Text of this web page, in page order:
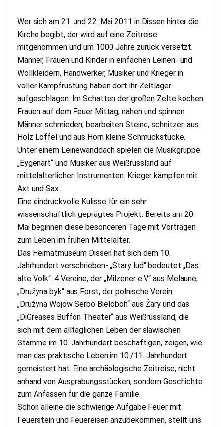
Wer sich am 21. und 22. Mai 2011 in Dissen hinter die
Kirche begibt, der wird auf eine Zeitreise
mitgenommen und um 1000 Jahre zurück versetzt.
Männer, Frauen und Kinder in einfachen Leinen- und
Wollkleidern, Handwerker, Musiker und Krieger in
voller Kampfrüstung haben dort ihr Zeltlager
aufgeschlagen. Im Schatten der großen Zelte kochen
Frauen auf dem Feuer Mittag, nähen und spinnen.
Männer schmieden, bearbeiten Steine, schnitzen aus
Holz Löffel und aus Horn kleine Schmuckstücke.
Unter einem Leinewanddach spielen die Musikgruppe
„Eygenart“ und Musiker aus Weißrussland auf
mittelalterlichen Instrumenten. Krieger kämpfen mit
Axt und Sax.
Eine eindruckvolle Kulisse für ein sehr
wissenschaftlich geprägtes Projekt. Bereits am 20.
Mai beginnen diese besonderen Tage mit Vorträgen
zum Leben im frühen Mittelalter.
Das Heimatmuseum Dissen hat sich dem 10.
Jahrhundert verschrieben- „Stary lud“ bedeutet „Das
alte Volk“. 4 Vereine, der „Milzener e.V.“ aus Melaune,
„Družyna byk“ aus Forst, der polnische Verein
„Družyna Wojow Serbo Biełoboh“ aus Žary und das
„DiGreases Buffon Theater“ aus Weißrussland, die
sich mit dem alltäglichen Leben der slawischen
Stämme im 10. Jahrhundert beschäftigen, zeigen, wie
man das praktische Leben im 10./11. Jahrhundert
gemeistert hat. Eine archäologische Zeitreise, nicht
anhand von Ausgrabungsstücken, sondern Geschichte
zum Anfassen für die ganze Familie.
Schon alleine die schwierige Aufgabe Feuer mit
Feuerstein und Feuereisen anzubekommen, stellt uns